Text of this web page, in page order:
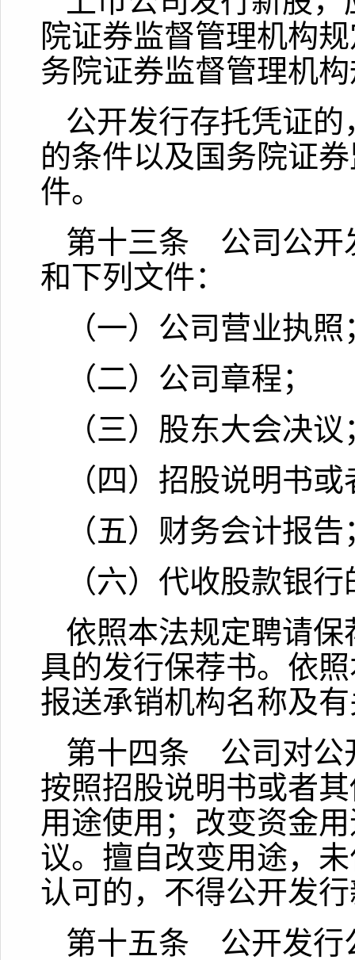
院证券监督管理机构
务院证券监督管理机
公开发行存托凭证
的条件以及国务院证
件。
第十三条 公司公开
和下列文件：
（一）公司营业执照
（二）公司章程；
（三）股东大会决议
（四）招股说明书
（五）财务会计报告
（六）代收股款银
依照本法规定聘请
具的发行保荐书。依
报送承销机构名称及
第十四条 公司对公
按照招股说明书或者
用途使用；改变资金
议。擅自改变用途，
认可的，不得公开发
第十五条 公开发行